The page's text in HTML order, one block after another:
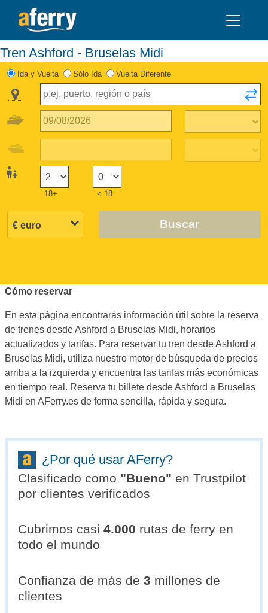
Tren Ashford - Bruselas Midi
Ida y Vuelta Sólo Ida Vuelta Diferente
18+ < 18
Buscar
Cómo reservar
En esta página encontrarás información útil sobre la reserva
de trenes desde Ashford a Bruselas Midi, horarios
actualizados y tarifas. Para reservar tu tren desde Ashford a
Bruselas Midi, utiliza nuestro motor de búsqueda de precios
arriba a la izquierda y encuentra las tarifas más económicas
en tiempo real. Reserva tu billete desde Ashford a Bruselas
Midi en AFerry.es de forma sencilla, rápida y segura.
¿Por qué usar AFerry?
Clasificado como "Bueno" en Trustpilot
por clientes verificados
Cubrimos casi 4.000 rutas de ferry en
todo el mundo
Confianza de más de 3 millones de
clientes